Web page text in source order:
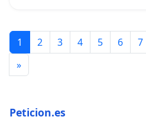
1 2 3 4 5 6 7
»
Peticion.es